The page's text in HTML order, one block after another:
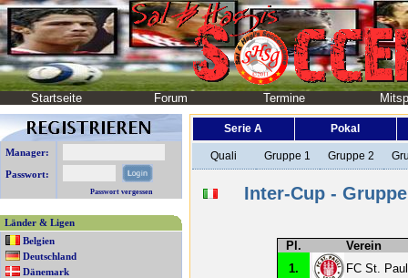
Startseite Forum Termine
Manager:
Passwort:
Passwort vergessen
Länder & Ligen
Belgien
Deutschland
Dänemark
Serie A Pokal
Quali Gruppe 1 Gruppe 2
Inter-Cup -
Pl.
Verein
1.
FC St.